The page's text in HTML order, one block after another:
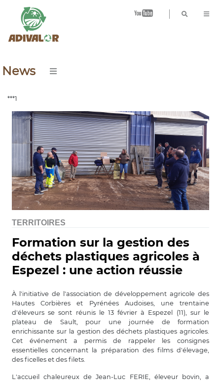
B
News
***1
TERRITOIRES
Formation sur la gestion des
déchets plastiques agricoles à
Espezel : une action réussie
À l'initiative de l'association de développement agricole des
Hautes Corbières et Pyrénées Audoises, une trentaine
d'éleveurs se sont réunis le 13 février à Espezel (11), sur le
plateau de Sault, pour une journée de formation
enrichissante sur la gestion des déchets plastiques agricoles.
Cet événement a permis de rappeler les consignes
essentielles concernant la préparation des films d'élevage,
des ficelles et des filets.
L'accueil chaleureux de Jean-Luc FERIE, éleveur bovin, a